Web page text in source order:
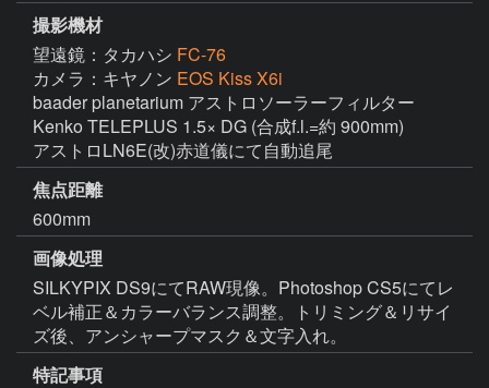
撮影機材
望遠鏡：タカハシ FC-76
カメラ：キヤノン EOS Kiss X6i
baader planetarium アストロソーラーフィルター
Kenko TELEPLUS 1.5× DG (合成f.l.=約 900mm)
アストロLN6E(改)赤道儀にて自動追尾
焦点距離
600mm
画像処理
SILKYPIX DS9にてRAW現像。Photoshop CS5にてレ
ベル補正＆カラーバランス調整。トリミング＆リサイ
ズ後、アンシャープマスク＆文字入れ。
特記事項